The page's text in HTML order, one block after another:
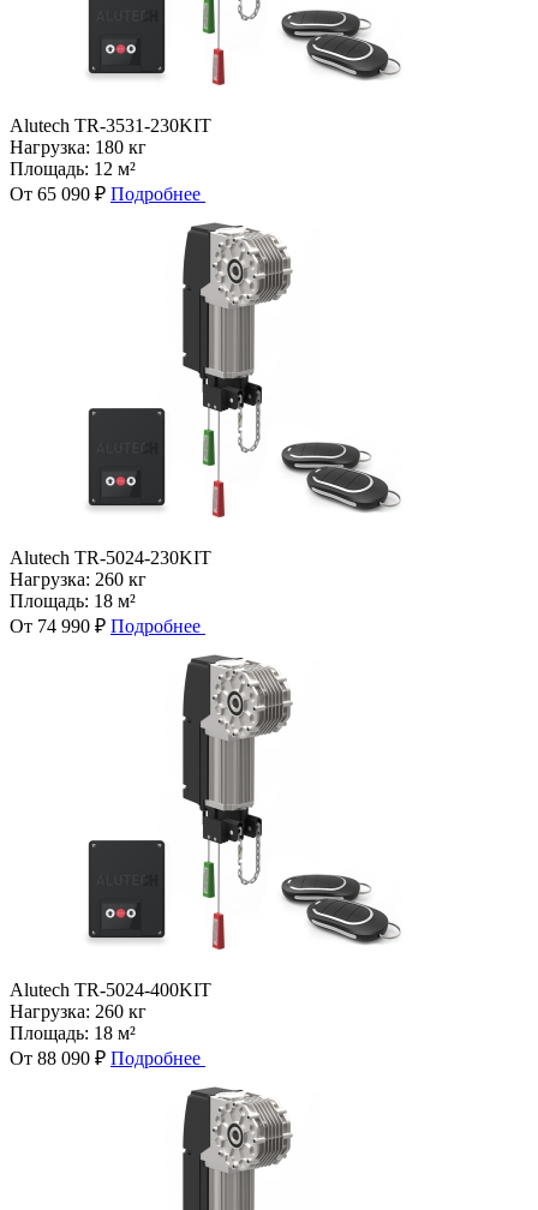
Alutech TR-3531-230KIT
Нагрузка: 180 кг
Площадь: 12 м²
От 65 090 ₽ Подробнее
Alutech TR-5024-230KIT
Нагрузка: 260 кг
Площадь: 18 м²
От 74 990 ₽ Подробнее
Alutech TR-5024-400KIT
Нагрузка: 260 кг
Площадь: 18 м²
От 88 090 ₽ Подробнее